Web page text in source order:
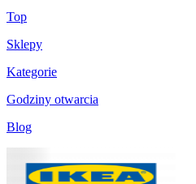
Top
Sklepy
Kategorie
Godziny otwarcia
Blog